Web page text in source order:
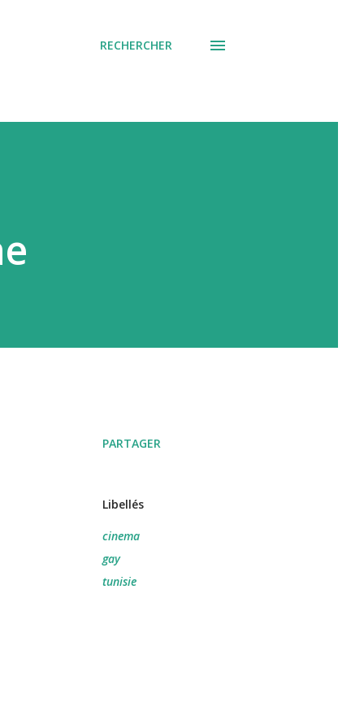
RECHERCHER
PARTAGER
Libellés
cinema
gay
tunisie